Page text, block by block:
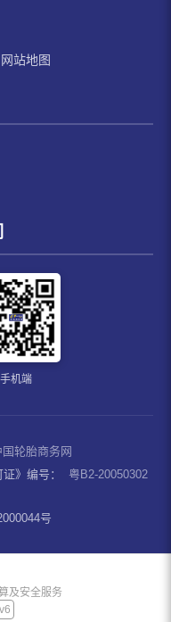
网站地图
手机端
国轮胎商务网
》编号：
粤B2-20050302
号
及安全服务